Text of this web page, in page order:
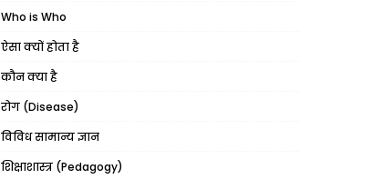
Who is Who
ऐसा क्यों होता है
कौन क्या है
रोग (Disease)
विविध सामान्य ज्ञान
शिक्षाशास्त्र (Pedagogy)